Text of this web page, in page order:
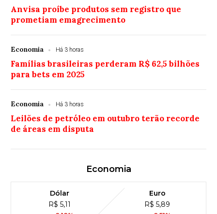
Anvisa proíbe produtos sem registro que
prometiam emagrecimento
Economia Há 3 horas
Famílias brasileiras perderam R$ 62,5 bilhões
para bets em 2025
Economia Há 3 horas
Leilões de petróleo em outubro terão recorde
de áreas em disputa
Economia
Dólar
R$ 5,11
Euro
R$ 5,89